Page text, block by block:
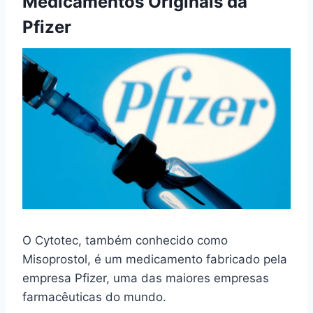
Pfizer
O Cytotec, também conhecido como
Misoprostol, é um medicamento fabricado pela
empresa Pfizer, uma das maiores empresas
farmacêuticas do mundo.